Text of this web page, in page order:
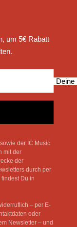
um 5€ Rabatt
Deine
der IC Music
mit der
der
durch per
Du in
– per E-
oder
Newsletter – und